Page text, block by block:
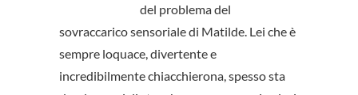
del problema del
sovraccarico sensoriale di Matilde. Lei che è
sempre loquace, divertente e
incredibilmente chiacchierona, spesso sta